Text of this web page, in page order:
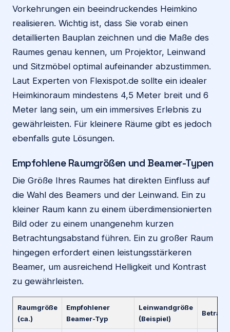
Vorkehrungen ein beeindruckendes Heimkino
realisieren. Wichtig ist, dass Sie vorab einen
detaillierten Bauplan zeichnen und die Maße des
Raumes genau kennen, um Projektor, Leinwand
und Sitzmöbel optimal aufeinander abzustimmen.
Laut Experten von Flexispot.de sollte ein idealer
Heimkinoraum mindestens 4,5 Meter breit und 6
Meter lang sein, um ein immersives Erlebnis zu
gewährleisten. Für kleinere Räume gibt es jedoch
ebenfalls gute Lösungen.
Empfohlene Raumgrößen und Beamer-Typen
Die Größe Ihres Raumes hat direkten Einfluss auf
die Wahl des Beamers und der Leinwand. Ein zu
kleiner Raum kann zu einem überdimensionierten
Bild oder zu einem unangenehm kurzen
Betrachtungsabstand führen. Ein zu großer Raum
hingegen erfordert einen leistungsstärkeren
Beamer, um ausreichend Helligkeit und Kontrast
zu gewährleisten.
Raumgröße
(ca.)
Empfohlener
Beamer-Typ
Leinwandgröße
(Beispiel)